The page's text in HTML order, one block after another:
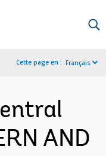
Cette page en : Français
AND